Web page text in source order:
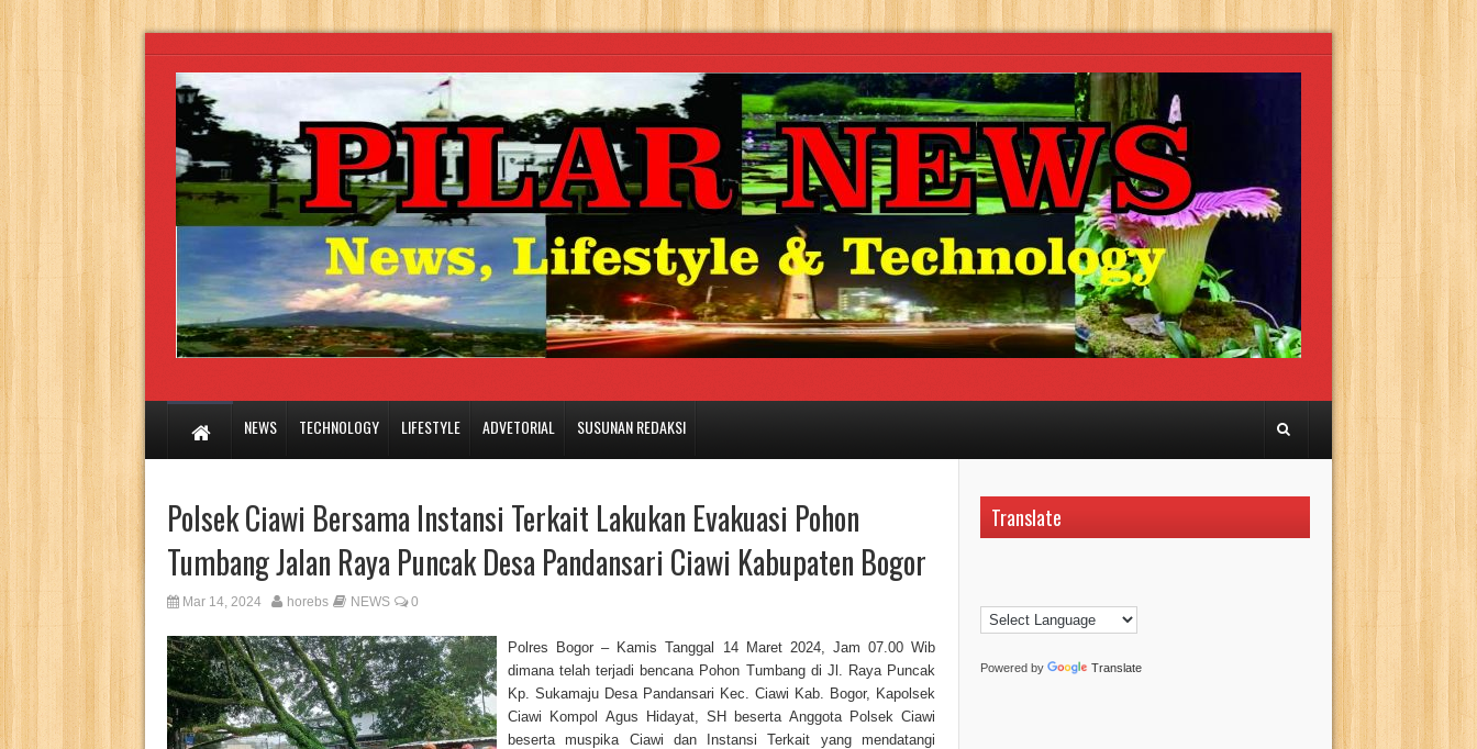
NEWS TECHNOLOGY LIFESTYLE ADVETORIAL SUSUNAN REDAKSI
Polsek Ciawi Bersama Instansi Terkait Lakukan Evakuasi Pohon
Tumbang Jalan Raya Puncak Desa Pandansari Ciawi Kabupaten Bogor
Mar 14, 2024 horebs NEWS 0
Polres Bogor – Kamis Tanggal 14 Maret 2024, Jam 07.00 Wib
dimana telah terjadi bencana Pohon Tumbang di Jl. Raya Puncak
Kp. Sukamaju Desa Pandansari Kec. Ciawi Kab. Bogor, Kapolsek
Ciawi Kompol Agus Hidayat, SH beserta Anggota Polsek Ciawi
beserta muspika Ciawi dan Instansi Terkait yang mendatangi
Translate
Powered by Translate